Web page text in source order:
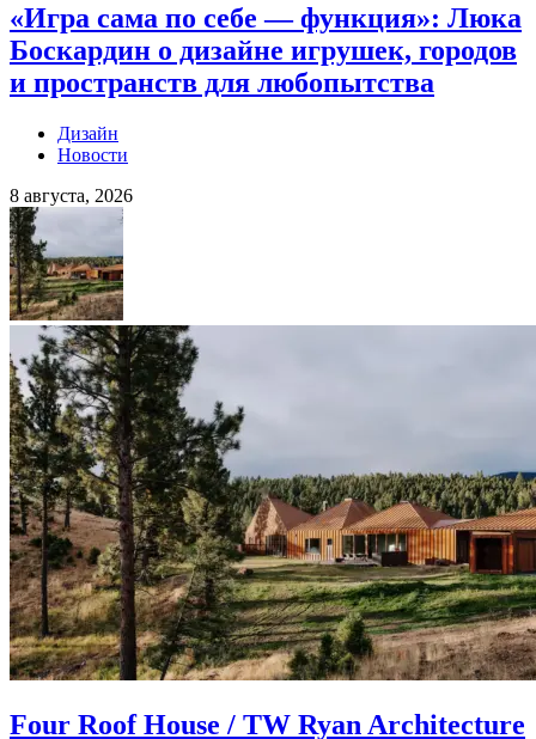
«Игра сама по себе — функция»: Люка
Боскардин о дизайне игрушек, городов
и пространств для любопытства
Дизайн
Новости
8 августа, 2026
Four Roof House / TW Ryan Architecture